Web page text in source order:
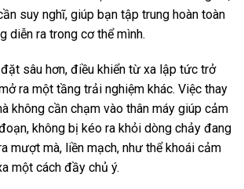
suy nghĩ, giúp bạn tập trung hoàn toàn
diễn ra trong cơ thể mình.
sâu hơn, điều khiển từ xa lập tức trở
ra một tầng trải nghiệm khác. Việc thay
không cần chạm vào thân máy giúp cảm
không bị kéo ra khỏi dòng chảy đang
mượt mà, liền mạch, như thể khoái cảm
một cách đầy chủ ý.